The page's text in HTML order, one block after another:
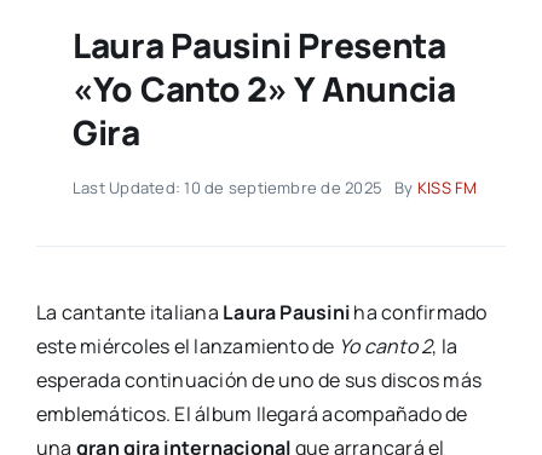
Laura Pausini Presenta
«Yo Canto 2» Y Anuncia
Gira
Last Updated: 10 de septiembre de 2025 By KISS FM
La cantante italiana Laura Pausiniha confirmado
este miércoles el lanzamiento de Yo canto 2, la
esperada continuación de uno de sus discos más
emblemáticos. El álbum llegará acompañado de
una gran gira internacionalque arrancará el